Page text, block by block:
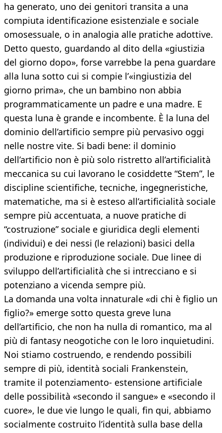
ha generato, uno dei genitori transita a una
compiuta identificazione esistenziale e sociale
omosessuale, o in analogia alle pratiche adottive.
Detto questo, guardando al dito della «giustizia
del giorno dopo», forse varrebbe la pena guardare
alla luna sotto cui si compie l’«ingiustizia del
giorno prima», che un bambino non abbia
programmaticamente un padre e una madre. E
questa luna è grande e incombente. È la luna del
dominio dell’artificio sempre più pervasivo oggi
nelle nostre vite. Si badi bene: il dominio
dell’artificio non è più solo ristretto all’artificialità
meccanica su cui lavorano le cosiddette “Stem”, le
discipline scientifiche, tecniche, ingegneristiche,
matematiche, ma si è esteso all’artificialità sociale
sempre più accentuata, a nuove pratiche di
“costruzione” sociale e giuridica degli elementi
(individui) e dei nessi (le relazioni) basici della
produzione e riproduzione sociale. Due linee di
sviluppo dell’artificialità che si intrecciano e si
potenziano a vicenda sempre più.
La domanda una volta innaturale «di chi è figlio un
figlio?» emerge sotto questa greve luna
dell’artificio, che non ha nulla di romantico, ma al
più di fantasy neogotiche con le loro inquietudini.
Noi stiamo costruendo, e rendendo possibili
sempre di più, identità sociali Frankenstein,
tramite il potenziamento- estensione artificiale
delle possibilità «secondo il sangue» e «secondo il
cuore», le due vie lungo le quali, fin qui, abbiamo
socialmente costruito l’identità sulla base della